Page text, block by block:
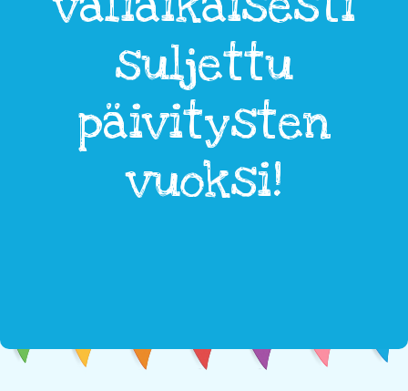
suljettu
päivitysten
vuoksi!